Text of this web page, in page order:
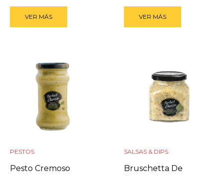
VER MÁS VER MÁS
PESTOS
Pesto Cremoso
SALSAS & DIPS
Bruschetta De